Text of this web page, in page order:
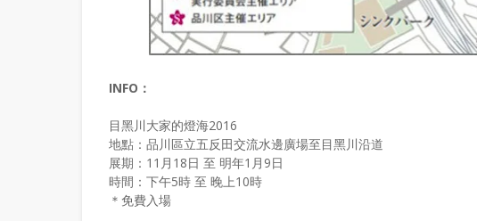
INFO：
目黑川大家的燈海2016
地點：品川區立五反田交流水邊廣場至目黑川沿道
展期：11月18日 至 明年1月9日
時間：下午5時 至 晚上10時
＊免費入場